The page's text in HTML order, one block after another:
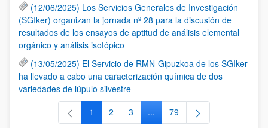
(12/06/2025) Los Servicios Generales de Investigación
(SGIker) organizan la jornada nº 28 para la discusión de
resultados de los ensayos de aptitud de análisis elemental
orgánico y análisis isotópico
(13/05/2025) El Servicio de RMN-Gipuzkoa de los SGIker
ha llevado a cabo una caracterización química de dos
variedades de lúpulo silvestre
Página
1 Página
2 Página
3 ...Páginas intermedias Use TAB
Página
79